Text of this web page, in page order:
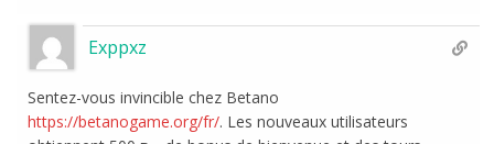
Exppxz
Sentez-vous invincible chez Betano
https://betanogame.org/fr/. Les nouveaux utilisateurs